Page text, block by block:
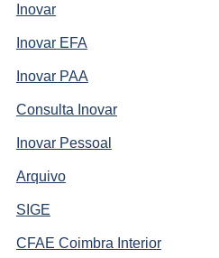
Inovar
Inovar EFA
Inovar PAA
Consulta Inovar
Inovar Pessoal
Arquivo
SIGE
CFAE Coimbra Interior